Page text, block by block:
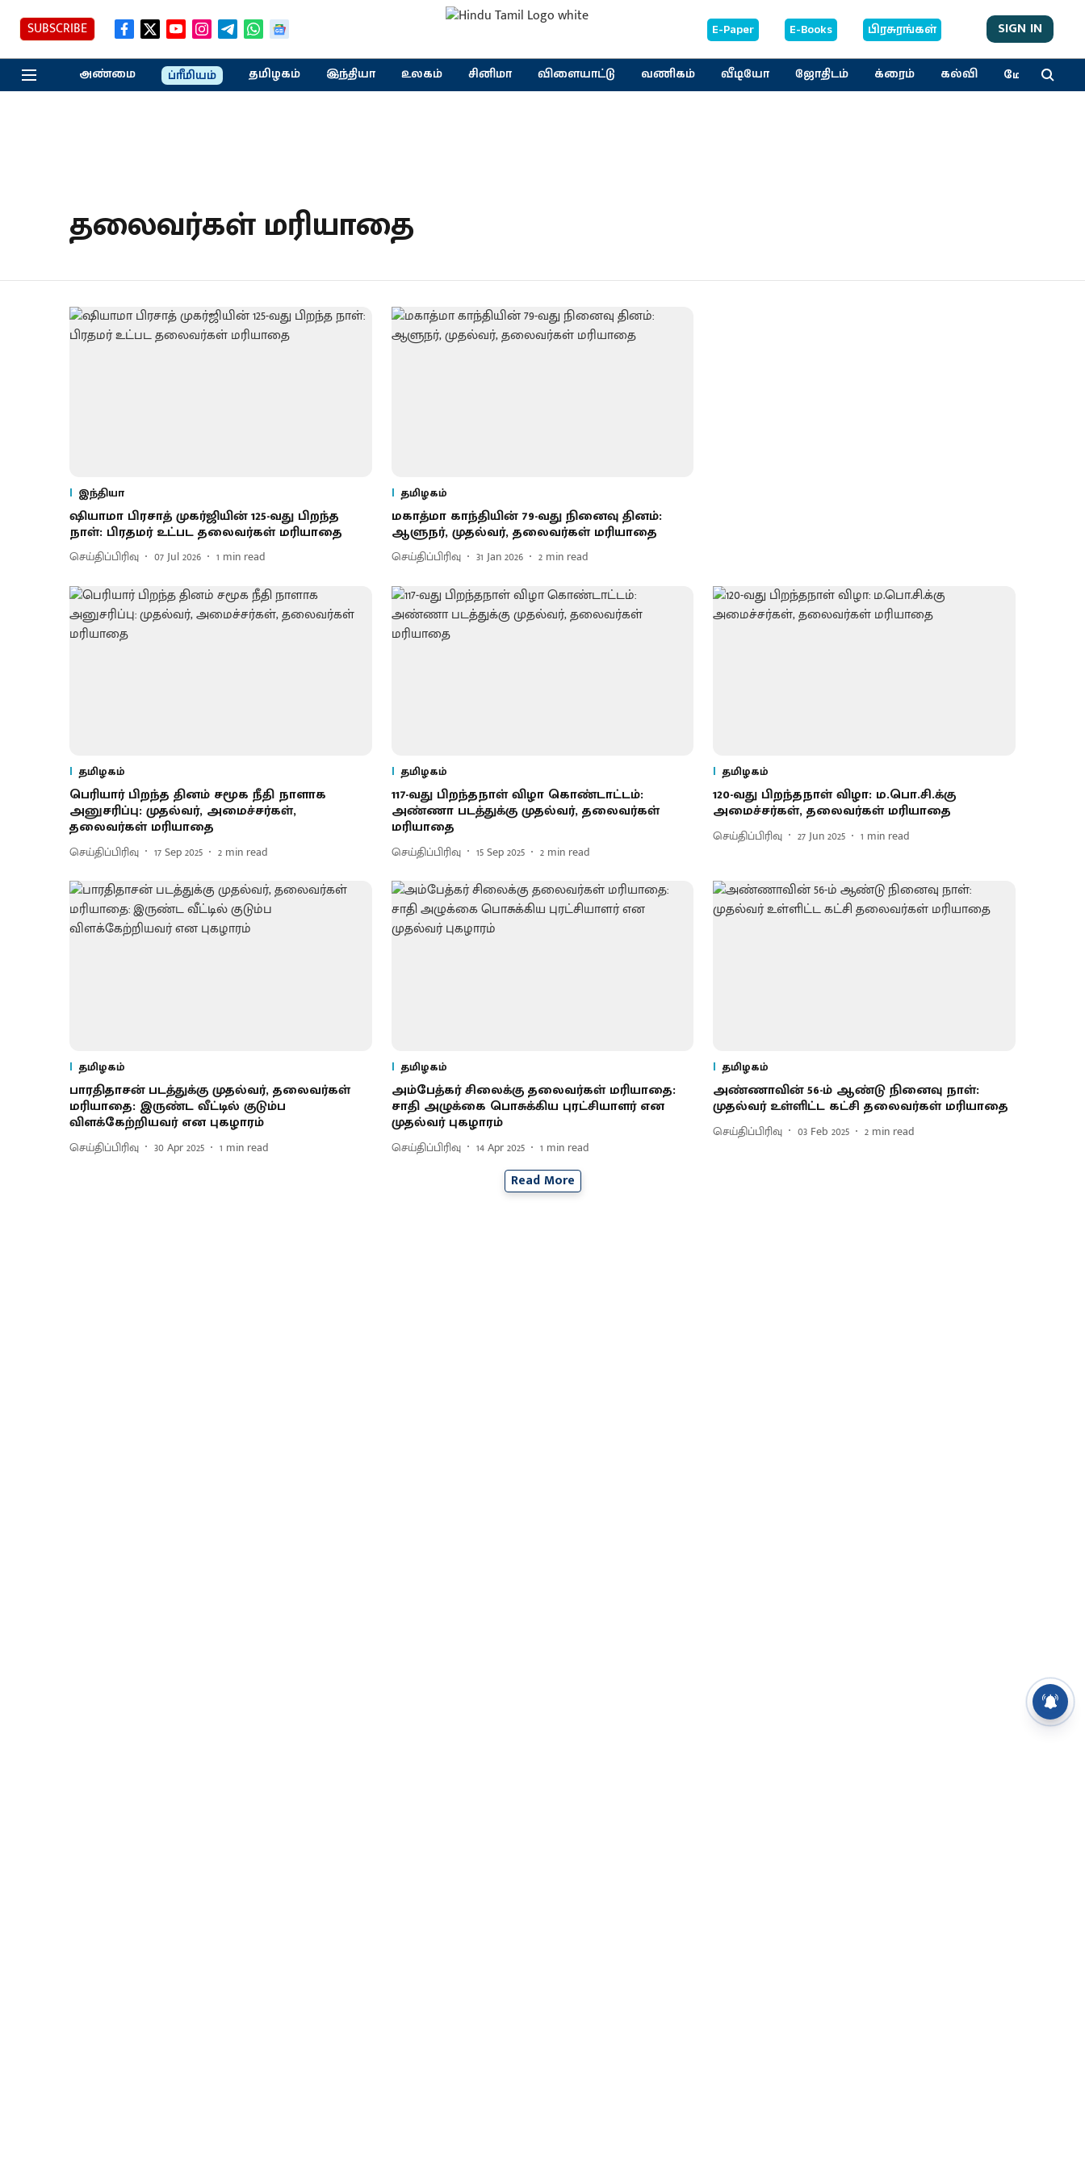
SUBSCRIBE E-Paper E-Books பிரசுரங்கள் SIGN IN
அண்மை ப்ரீமியம் தமிழகம் இந்தியா உலகம் சினிமா விளையாட்டு வணிகம் வீடியோ ஜோதிடம் க்ரைம் கல்வி மேலும்
தலைவர்கள் மரியாதை
இந்தியா
ஷியாமா பிரசாத் முகர்ஜியின் 125-வது பிறந்த
நாள்: பிரதமர் உட்பட தலைவர்கள் மரியாதை
செய்திப்பிரிவு 07 Jul 2026 1 min read
தமிழகம்
மகாத்மா காந்தியின் 79-வது நினைவு தினம்:
ஆளுநர், முதல்வர், தலைவர்கள் மரியாதை
செய்திப்பிரிவு 31 Jan 2026 2 min read
தமிழகம்
பெரியார் பிறந்த தினம் சமூக நீதி நாளாக
அனுசரிப்பு: முதல்வர், அமைச்சர்கள்,
தலைவர்கள் மரியாதை
செய்திப்பிரிவு 17 Sep 2025 2 min read
தமிழகம்
117-வது பிறந்தநாள் விழா கொண்டாட்டம்:
அண்ணா படத்துக்கு முதல்வர், தலைவர்கள்
மரியாதை
செய்திப்பிரிவு 15 Sep 2025 2 min read
தமிழகம்
120-வது பிறந்தநாள் விழா: ம.பொ.சி.க்கு
அமைச்சர்கள், தலைவர்கள் மரியாதை
செய்திப்பிரிவு 27 Jun 2025 1 min read
தமிழகம்
​பார​தி​தாசன் படத்துக்கு முதல்​வர், தலைவர்கள்
மரியாதை: இருண்ட வீட்​டில் குடும்ப
விளக்கேற்றியவர் என புகழாரம்
செய்திப்பிரிவு 30 Apr 2025 1 min read
தமிழகம்
அம்பேத்கர் சிலைக்கு தலைவர்கள் மரியாதை:
சாதி அழுக்கை பொசுக்கிய புரட்சியாளர் என
முதல்வர் புகழாரம்
செய்திப்பிரிவு 14 Apr 2025 1 min read
தமிழகம்
அண்ணாவின் 56-ம் ஆண்டு நினைவு நாள்:
முதல்வர் உள்ளிட்ட கட்சி தலைவர்கள் மரியாதை
செய்திப்பிரிவு 03 Feb 2025 2 min read
Read More